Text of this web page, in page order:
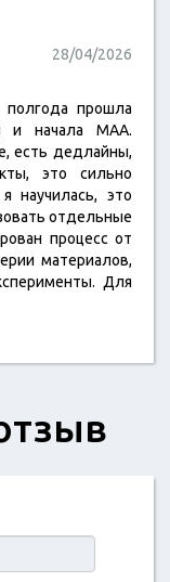
28/04/2026
прошла
и начала MAA.
есть дедлайны,
это сильно
научилась, это
отдельные
процесс от
материалов,
Для